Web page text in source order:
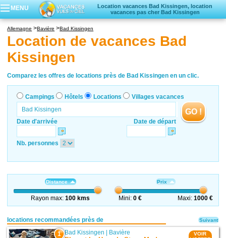
MENU
Location vacances Bad Kissingen, location
vacances pas cher Bad Kissingen
Locations vacances
Allemagne Bavière Bad Kissingen
Location de vacances Bad
Kissingen
Comparez les offres de locations près de Bad Kissingen en un clic.
Campings Hôtels Locations Villages vacances
Date d'arrivée Date de départ
GO !
Nb. personnes
Distance
Rayon max:100 kms
Prix
Mini:0 € Maxi: 1000 €
locations recommandées près de
1 Bad Kissingen | Bavière
VOIR
Suivant